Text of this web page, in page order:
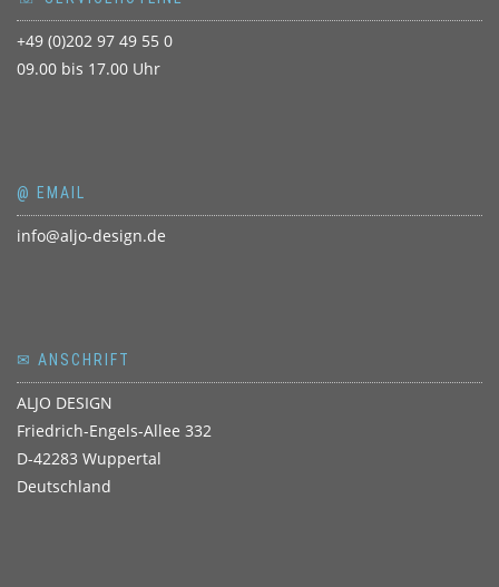
+49 (0)202 97 49 55 0
09.00 bis 17.00 Uhr
@ EMAIL
info@aljo-design.de
✉ ANSCHRIFT
ALJO DESIGN
Friedrich-Engels-Allee 332
D-42283 Wuppertal
Deutschland